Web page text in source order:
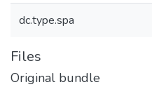
dc.type.spa
Files
Original bundle